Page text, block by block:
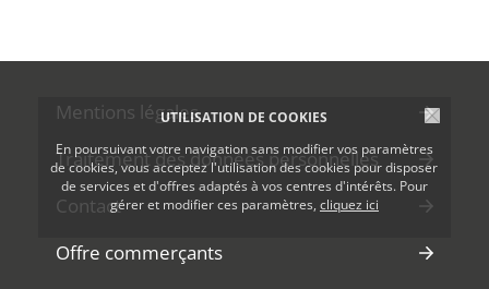
UTILISATION DE COOKIES
En poursuivant votre navigation sans modifier vos paramètres
de cookies, vous acceptez l'utilisation des cookies pour disposer
de services et d'offres adaptés à vos centres d'intérêts. Pour
gérer et modifier ces paramètres, cliquez ici
Mentions légales
Traitement des données personnelles
Contact
Offre commerçants